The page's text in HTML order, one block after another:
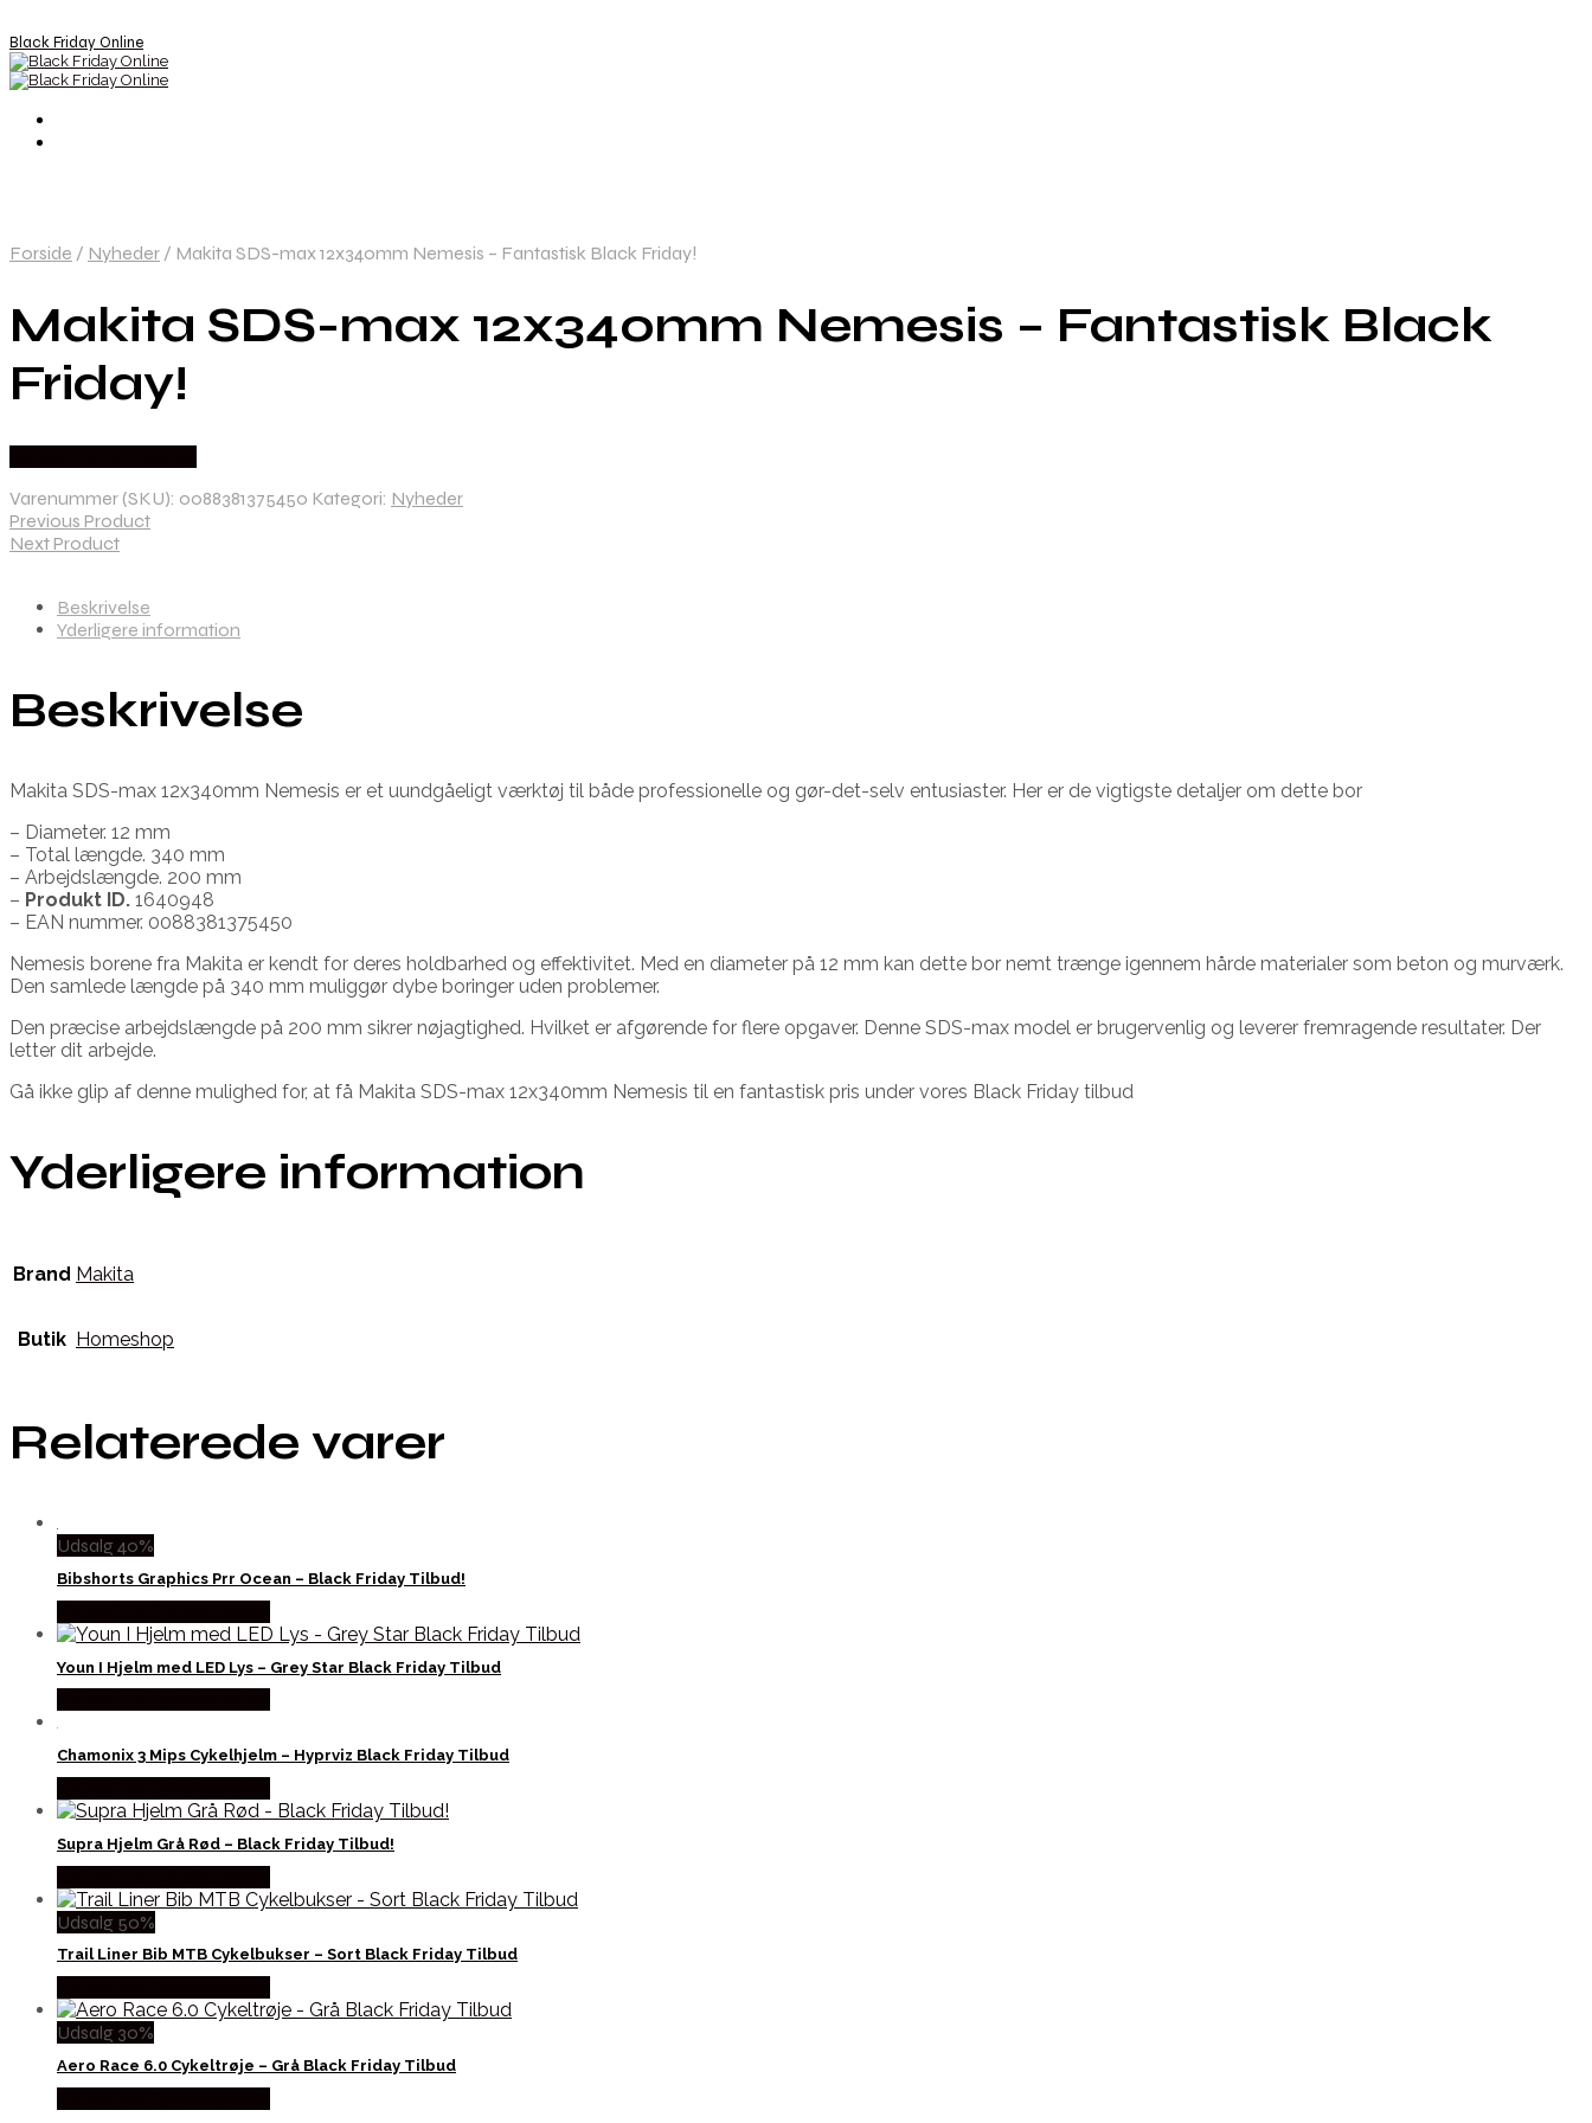
Black Friday Online
Forside / Nyheder / Makita SDS-max 12x340mm Nemesis – Fantastisk Black Friday!
Makita SDS-max 12x340mm Nemesis – Fantastisk Black
Friday!
Varenummer (SKU): 0088381375450 Kategori: Nyheder
Previous Product
Next Product
Beskrivelse
Yderligere information
Beskrivelse
Makita SDS-max 12x340mm Nemesis er et uundgåeligt værktøj til både professionelle og gør-det-selv entusiaster. Her er de vigtigste detaljer om dette bor
– Diameter. 12 mm
– Total længde. 340 mm
– Arbejdslængde. 200 mm
– Produkt ID. 1640948
– EAN nummer. 0088381375450
Nemesis borene fra Makita er kendt for deres holdbarhed og effektivitet. Med en diameter på 12 mm kan dette bor nemt trænge igennem hårde materialer som beton og murværk.
Den samlede længde på 340 mm muliggør dybe boringer uden problemer.
Den præcise arbejdslængde på 200 mm sikrer nøjagtighed. Hvilket er afgørende for flere opgaver. Denne SDS-max model er brugervenlig og leverer fremragende resultater. Der
letter dit arbejde.
Gå ikke glip af denne mulighed for, at få Makita SDS-max 12x340mm Nemesis til en fantastisk pris under vores Black Friday tilbud
Yderligere information
Brand Makita
Butik Homeshop
Relaterede varer
Udsalg 40%
Bibshorts Graphics Prr Ocean – Black Friday Tilbud!
Youn I Hjelm med LED Lys – Grey Star Black Friday Tilbud
Chamonix 3 Mips Cykelhjelm – Hyprviz Black Friday Tilbud
Supra Hjelm Grå Rød – Black Friday Tilbud!
Udsalg 50%
Trail Liner Bib MTB Cykelbukser – Sort Black Friday Tilbud
Udsalg 30%
Aero Race 6.0 Cykeltrøje – Grå Black Friday Tilbud